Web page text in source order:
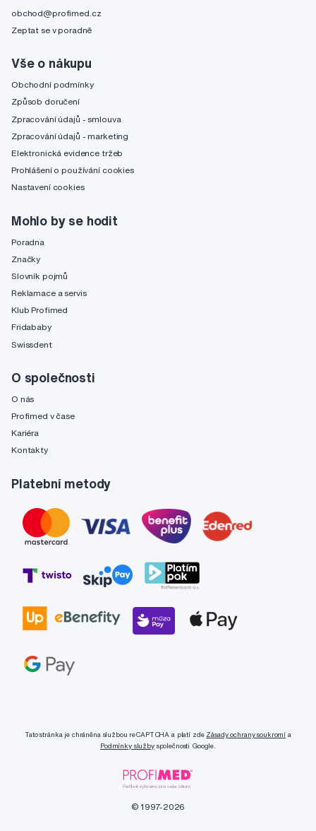
obchod@profimed.cz
Zeptat se v poradně
Vše o nákupu
Obchodní podmínky
Způsob doručení
Zpracování údajů - smlouva
Zpracování údajů - marketing
Elektronická evidence tržeb
Prohlášení o používání cookies
Nastavení cookies
Mohlo by se hodit
Poradna
Značky
Slovník pojmů
Reklamace a servis
Klub Profimed
Fridababy
Swissdent
O společnosti
O nás
Profimed v čase
Kariéra
Kontakty
Platební metody
Tato stránka je chráněna službou reCAPTCHA a platí zde Zásady ochrany soukromí a
Podmínky službyspolečnosti Google.
© 1997-2026